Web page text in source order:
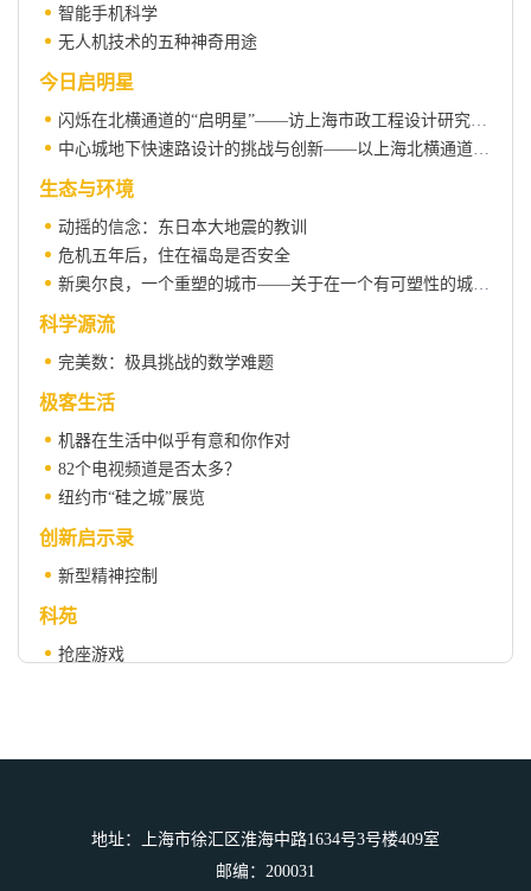
智能手机科学
无人机技术的五种神奇用途
今日启明星
闪烁在北横通道的“启明星”——访上海市政工程设计研究总院（集团）有限公司高工游克思
中心城地下快速路设计的挑战与创新——以上海北横通道为例
生态与环境
动摇的信念：东日本大地震的教训
危机五年后，住在福岛是否安全
新奥尔良，一个重塑的城市——关于在一个有可塑性的城市创造可持续经济的对话
科学源流
完美数：极具挑战的数学难题
极客生活
机器在生活中似乎有意和你作对
82个电视频道是否太多？
纽约市“硅之城”展览
创新启示录
新型精神控制
科苑
抢座游戏
地址：上海市徐汇区淮海中路1634号3号楼409室
邮编：200031